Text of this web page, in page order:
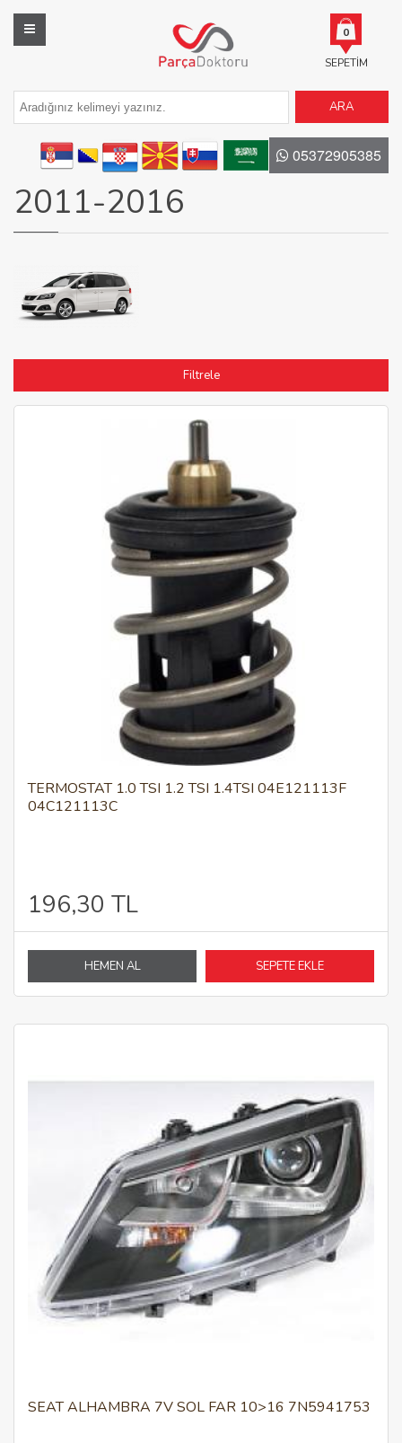
SEPETIM
0
ARA
05372905385
2011-2016
Filtrele
TERMOSTAT 1.0 TSI 1.2 TSI 1.4TSI 04E121113F
04C121113C
196,30 TL
HEMEN AL SEPETE EKLE
SEAT ALHAMBRA 7V SOL FAR 10>16 7N5941753